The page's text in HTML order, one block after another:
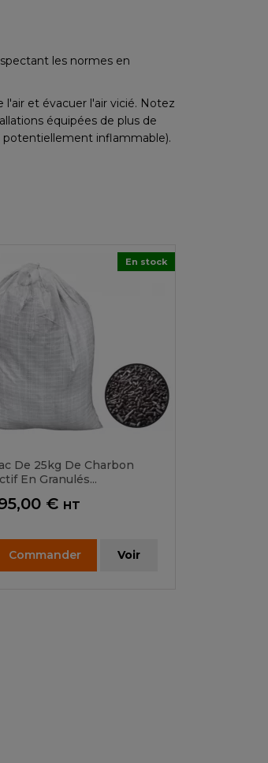
les normes en
et évacuer l'air vicié. Notez
équipées de plus de
potentiellement inflammable).
De 25kg De Charbon
En Granulés...
€ HT
Commander Voir
En stock